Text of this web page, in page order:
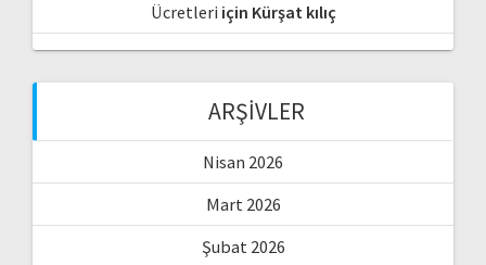
Ücretleri için Kürşat kılıç
ARŞIVLER
Nisan 2026
Mart 2026
Şubat 2026